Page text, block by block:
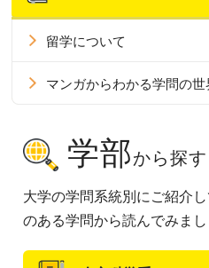
留学について
マンガからわかる学問の世
学部から探す
大学の学問系統別にご紹介
のある学問から読んでみまし